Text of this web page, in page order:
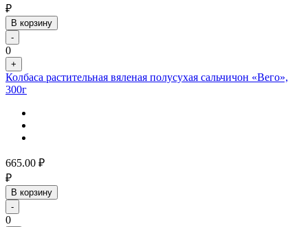
₽
В корзину
-
0
+
Колбаса растительная вяленая полусухая сальчичон «Вего»,
300г
665.00 ₽
₽
В корзину
-
0